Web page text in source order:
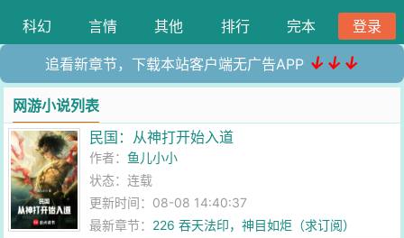
科幻
言情 其他 排行 完本 登录
追看新章节，下载本站客户端无广告APP ↓↓↓
网游小说列表
民国：从神打开始入道
作者： 鱼儿小小
状态：连载
更新时间：08-08 14:40:37
最新章节： 226 吞天法印，神目如炬（求订阅）